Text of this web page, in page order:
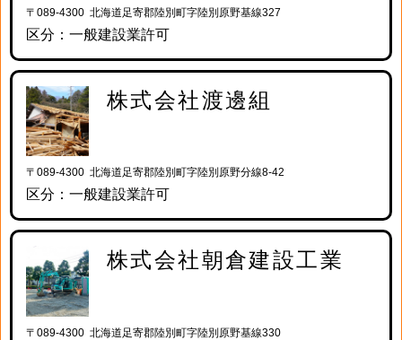
〒089-4300 北海道足寄郡陸別町字陸別原野基線327
区分：一般建設業許可
株式会社渡邊組
〒089-4300 北海道足寄郡陸別町字陸別原野分線8-42
区分：一般建設業許可
株式会社朝倉建設工業
〒089-4300 北海道足寄郡陸別町字陸別原野基線330